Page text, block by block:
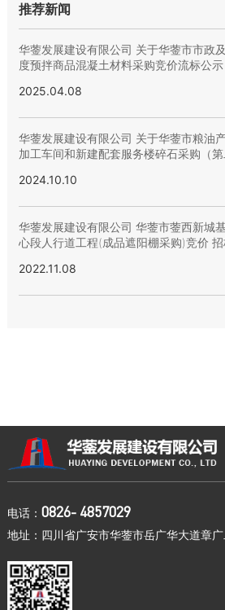
推荐新闻
华蓥发展建设有限公司 关于华蓥市市政
度预拌商品混凝土材料采购竞价流标公示
2025.04.08
华蓥发展建设有限公司 关于华蓥市粮油
加工车间和新建配套服务楼碎石采购（第
2024.10.10
华蓥发展建设有限公司 华蓥市蓥西新城
心段人行道工程(成品遮阳棚采购)竞价
2022.11.08
电话： 0826- 4857029
地址：四川省广安市华蓥市岳广华大道章